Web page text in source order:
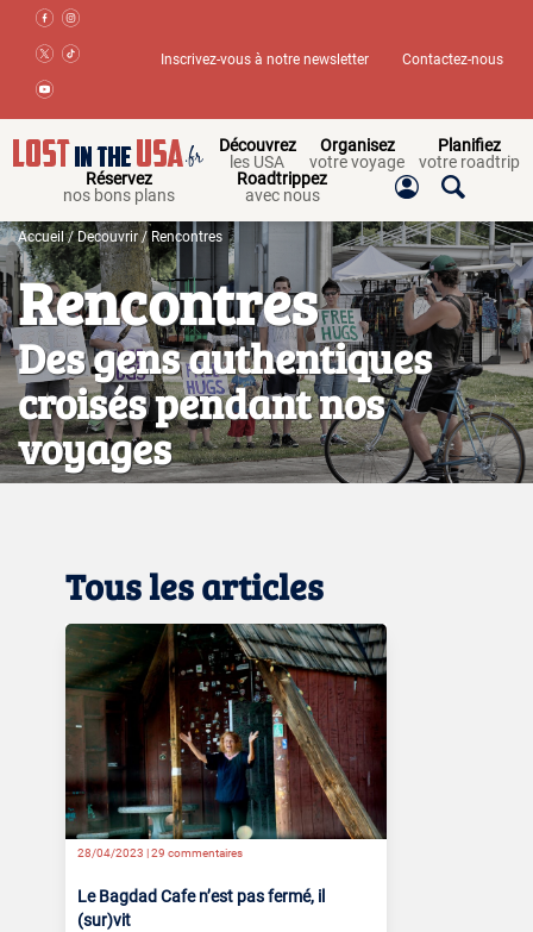
Inscrivez-vous à notre newsletter Contactez-nous
Découvrez
les USA
Organisez
votre voyage
Planifiez
votre roadtrip
Réservez
nos bons plans
Roadtrippez
avec nous
Accueil/Decouvrir/ Rencontres
Rencontres
Des gens authentiques
croisés pendant nos
voyages
Tous les articles
28/04/2023 |29 commentaires
Le Bagdad Cafe n’est pas fermé, il
(sur)vit